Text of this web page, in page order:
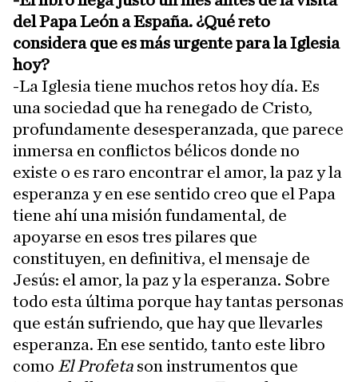
del Papa León a España. ¿Qué reto
considera que es más urgente para la Iglesia
hoy?
-La Iglesia tiene muchos retos hoy día. Es
una sociedad que ha renegado de Cristo,
profundamente desesperanzada, que parece
inmersa en conflictos bélicos donde no
existe o es raro encontrar el amor, la paz y la
esperanza y en ese sentido creo que el Papa
tiene ahí una misión fundamental, de
apoyarse en esos tres pilares que
constituyen, en definitiva, el mensaje de
Jesús: el amor, la paz y la esperanza. Sobre
todo esta última porque hay tantas personas
que están sufriendo, que hay que llevarles
esperanza. En ese sentido, tanto este libro
como El Profeta son instrumentos que